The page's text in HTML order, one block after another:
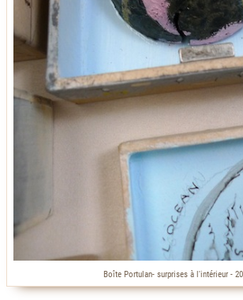
Boîte Portulan- surprises à l'intérieur -